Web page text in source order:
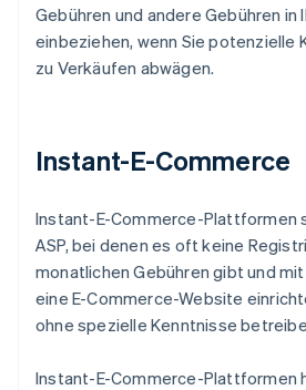
Gebühren und andere Gebühren in
einbeziehen, wenn Sie potenzielle
zu Verkäufen abwägen.
Instant-E-Commerce
Instant-E-Commerce-Plattformen
ASP, bei denen es oft keine
monatlichen Gebühren gibt und
eine E-Commerce-Website
ohne spezielle Kenntnisse
Instant-E-Commerce-Plattformen